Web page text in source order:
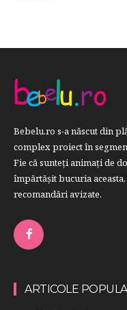
Bebelu.ro s-a născut din
complex proiect în
Fie că sunteţi animaţi de
împărtăşit bucuria
recomandări avizate.
ARTICOLE